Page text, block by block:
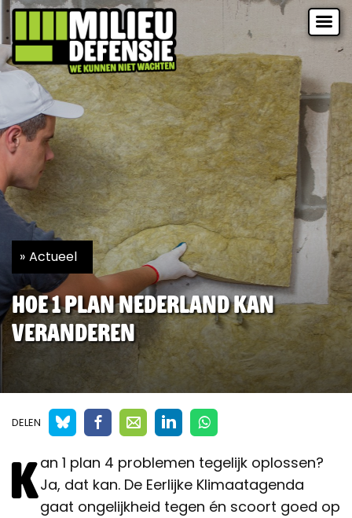
Actueel
Hoe 1 plan Nederland kan
veranderen
DELEN
Kan 1 plan 4 problemen tegelijk oplossen?
Ja, dat kan. De Eerlijke Klimaatagenda
gaat ongelijkheid tegen én scoort goed op